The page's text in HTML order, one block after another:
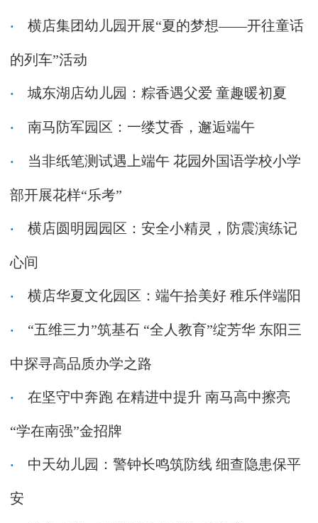
横店集团幼儿园开展“夏的梦想——开往童话
的列车”活动
城东湖店幼儿园：粽香遇父爱 童趣暖初夏
南马防军园区：一缕艾香，邂逅端午
当非纸笔测试遇上端午 花园外国语学校小学
部开展花样“乐考”
横店圆明园园区：安全小精灵，防震演练记
心间
横店华夏文化园区：端午拾美好 稚乐伴端阳
“五维三力”筑基石 “全人教育”绽芳华 东阳三
中探寻高品质办学之路
在坚守中奔跑 在精进中提升 南马高中擦亮
“学在南强”金招牌
中天幼儿园：警钟长鸣筑防线 细查隐患保平
安